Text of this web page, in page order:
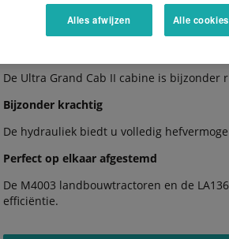
De volledig gesynchroniseerde
vanzelfsprekend.
De Ultra Grand Cab II cabine is bijzonder
Bijzonder krachtig
De hydrauliek biedt u volledig
Perfect op elkaar afgestemd
De M4003 landbouwtractoren en de
efficiëntie.
Alles afwijzen Alle